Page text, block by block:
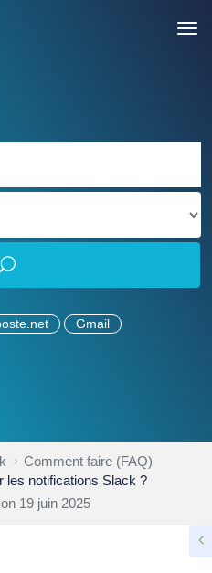
Gmail
Comment faire (FAQ)
les notifications Slack ?
19 juin 2025